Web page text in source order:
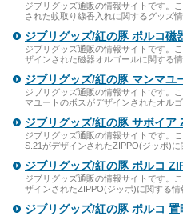
ジブリグッズ通販の情報サイトです。
された蚊取り線香入れに関するグッズ
ジブリグッズ/紅の豚 ポルコ磁
ジブリグッズ通販の情報サイトです。
ザインされた磁器オルゴールに関する
ジブリグッズ/紅の豚 マンマユ
ジブリグッズ通販の情報サイトです。
マユートのボスがデザインされたオル
ジブリグッズ/紅の豚 サボイア
ジブリグッズ通販の情報サイトです。
S.21がデザインされたZIPPO(ジッポ)に
ジブリグッズ/紅の豚 ポルコ
ジブリグッズ通販の情報サイトです。
ザインされたZIPPO(ジッポ)に関する情
ジブリグッズ/紅の豚 ポルコ 置